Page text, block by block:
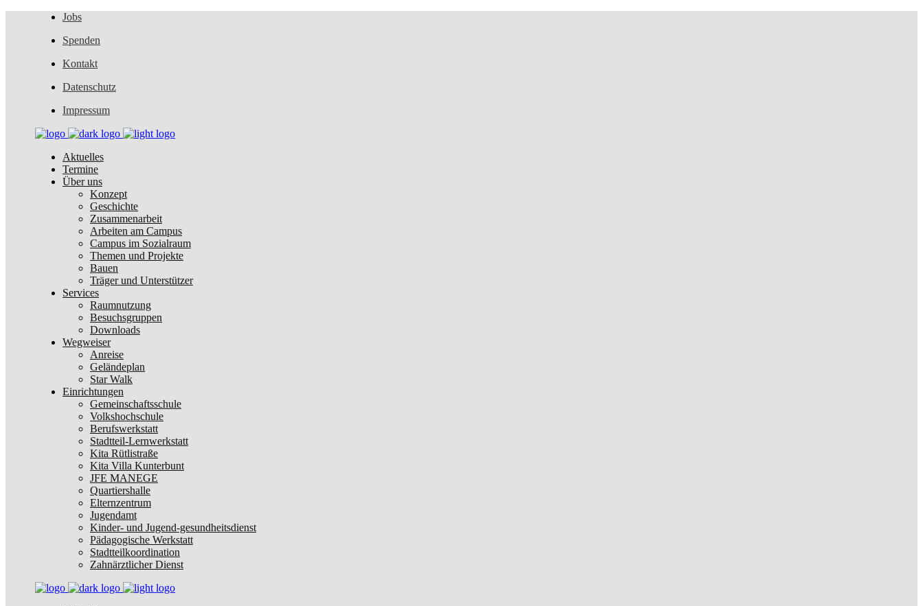
Jobs
Spenden
Kontakt
Datenschutz
Impressum
Aktuelles
Termine
Über uns
Konzept
Geschichte
Zusammenarbeit
Arbeiten am Campus
Campus im Sozialraum
Themen und Projekte
Bauen
Träger und Unterstützer
Services
Raumnutzung
Besuchsgruppen
Downloads
Wegweiser
Anreise
Geländeplan
Star Walk
Einrichtungen
Gemeinschaftsschule
Volkshochschule
Berufswerkstatt
Stadtteil-Lernwerkstatt
Kita Rütlistraße
Kita Villa Kunterbunt
JFE MANEGE
Quartiershalle
Elternzentrum
Jugendamt
Kinder- und Jugend-gesundheitsdienst
Pädagogische Werkstatt
Stadtteilkoordination
Zahnärztlicher Dienst